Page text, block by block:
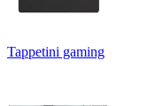
Tappetini gaming